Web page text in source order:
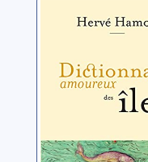
Dictionnaire
amoureux
îles
Hamon, Hervé